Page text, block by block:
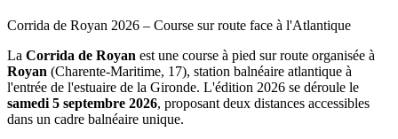
Corrida de Royan 2026 – Course sur route face à l'Atlantique
La Corrida de Royan est une course à pied sur route organisée à
Royan (Charente-Maritime, 17), station balnéaire atlantique à
l'entrée de l'estuaire de la Gironde. L'édition 2026 se déroule le
samedi 5 septembre 2026, proposant deux distances accessibles
dans un cadre balnéaire unique.